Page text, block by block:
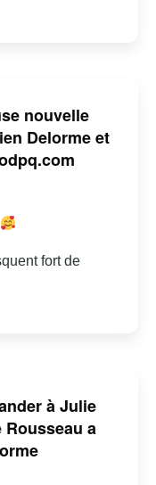
nouvelle
Delorme et
fort de
à Julie
Rousseau a